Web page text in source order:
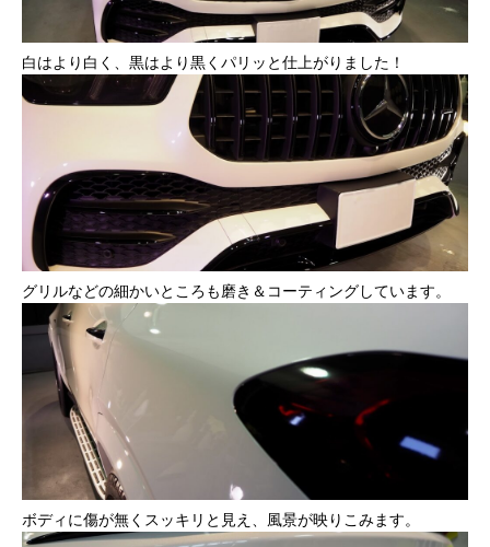
白はより白く、黒はより黒くパリッと仕上がりました！
グリルなどの細かいところも磨き＆コーティングしています。
ボディに傷が無くスッキリと見え、風景が映りこみます。